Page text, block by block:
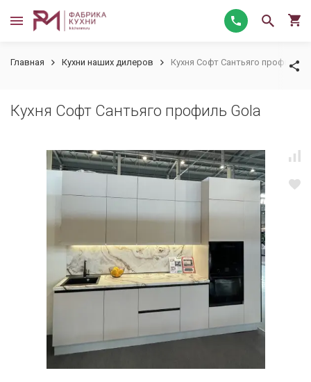
Главная Кухни наших дилеров Кухня Софт Сантьяго профиль
Кухня Софт Сантьяго профиль Gola